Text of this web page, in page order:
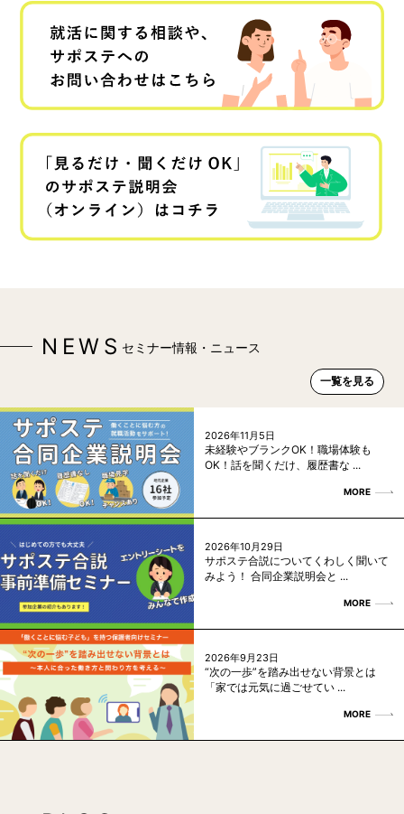
NEWS セミナー情報・ニュース
一覧を見る
2026年11月5日
未経験やブランクOK！職場体験も
OK！話を聞くだけ、履歴書な ...
MORE
2026年10月29日
サポステ合説についてくわしく聞いて
みよう！ 合同企業説明会と ...
MORE
2026年9月23日
“次の一歩”を踏み出せない背景とは
「家では元気に過ごせてい ...
MORE